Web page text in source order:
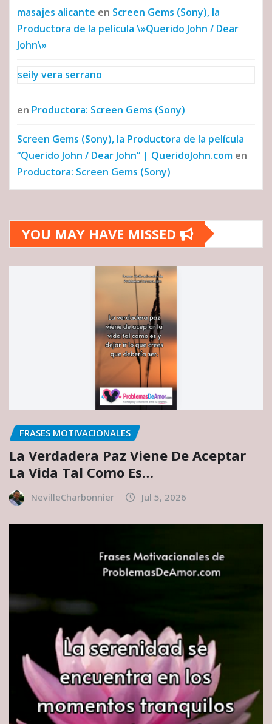
masajes alicante en Screen Gems (Sony), la
Productora de la película \»Querido John / Dear
John\»
seily vera serrano
en Productora: Screen Gems (Sony)
Screen Gems (Sony), la Productora de la película
“Querido John / Dear John” | QueridoJohn.com en
Productora: Screen Gems (Sony)
YOU MAY HAVE MISSED
FRASES MOTIVACIONALES
La Verdadera Paz Viene De Aceptar
La Vida Tal Como Es…
NevilleCharbonnier Jul 5, 2026